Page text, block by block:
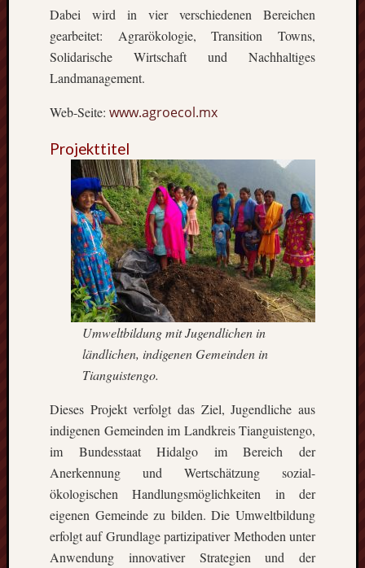
Dabei wird in vier verschiedenen Bereichen
gearbeitet: Agrarökologie, Transition Towns,
Solidarische Wirtschaft und Nachhaltiges
Landmanagement.
Web-Seite: www.agroecol.mx
Projekttitel
Umweltbildung mit Jugendlichen in
ländlichen, indigenen Gemeinden in
Tianguistengo.
Dieses Projekt verfolgt das Ziel, Jugendliche aus
indigenen Gemeinden im Landkreis Tianguistengo,
im Bundesstaat Hidalgo im Bereich der
Anerkennung und Wertschätzung sozial-
ökologischen Handlungsmöglichkeiten in der
eigenen Gemeinde zu bilden. Die Umweltbildung
erfolgt auf Grundlage partizipativer Methoden unter
Anwendung innovativer Strategien und der